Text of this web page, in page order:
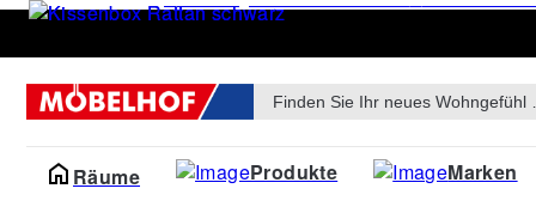
Products
search
Räume Produkte Marken